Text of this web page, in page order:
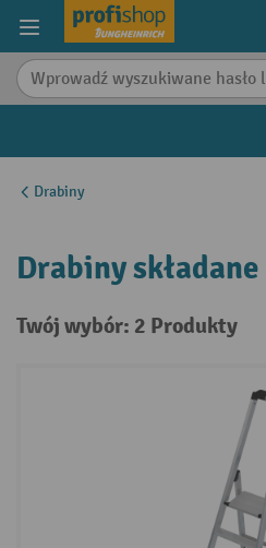
content
Drabiny
Drabiny składane
Twój wybór: 2 Produkty